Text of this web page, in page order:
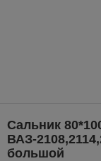
Сальник
ВАЗ-
большой